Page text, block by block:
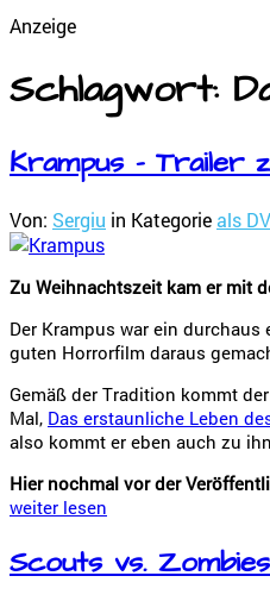
Anzeige
Schlagwort:
Krampus – Trailer
Von: Sergiu in Kategorieals
Zu Weihnachtszeit kam er mit
Der Krampus war ein
guten Horrorfilm daraus
Gemäß der Tradition kommt
Mal, Das erstaunliche Leben
also kommt er eben auch zu
Hier nochmal vor der
weiter lesen
Scouts vs.